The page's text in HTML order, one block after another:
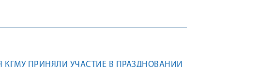
ПРИНЯЛИ УЧАСТИЕ В ПРАЗДНОВАНИИ